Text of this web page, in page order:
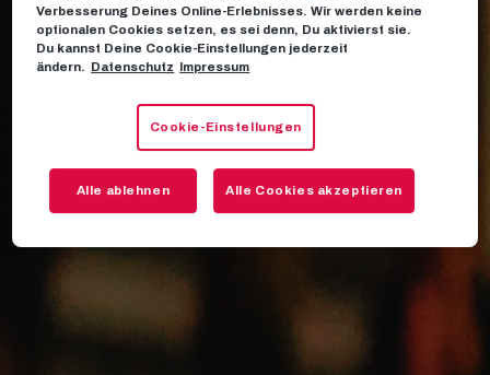
Verbesserung Deines Online-Erlebnisses. Wir werden keine
optionalen Cookies setzen, es sei denn, Du aktivierst sie.
Du kannst Deine Cookie-Einstellungen jederzeit
ändern. Datenschutz Impressum
Cookie-Einstellungen
Alle ablehnen Alle Cookies akzeptieren